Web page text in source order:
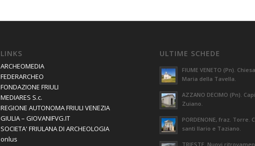
LINKS
ARCHEOMEDIA
FEDERARCHEO
FONDAZIONE FRIULI
MEDIARES S.c.
REGIONE AUTONOMA FRIULI VENEZIA
GIULIA – GIOVANIFVG.IT
SOCIETA' FRIULANA DI ARCHEOLOGIA
onlus
ULTIME SCHEDE
FIUME VENETO (Pn).
Maria della Tavella.
AZZANO DECIMO (Pn).
Zuiano.
PORDENONE, fraz. Torre.
santi Ilario e Taziano.
TRIESTE. Nuovi